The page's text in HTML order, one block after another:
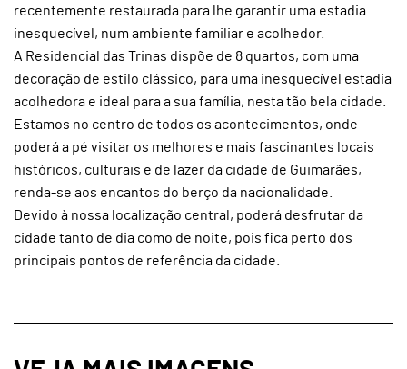
recentemente restaurada para lhe garantir uma estadia
inesquecível, num ambiente familiar e acolhedor.
A Residencial das Trinas dispõe de 8 quartos, com uma
decoração de estilo clássico, para uma inesquecível estadia
acolhedora e ideal para a sua família, nesta tão bela cidade.
Estamos no centro de todos os acontecimentos, onde
poderá a pé visitar os melhores e mais fascinantes locais
históricos, culturais e de lazer da cidade de Guimarães,
renda-se aos encantos do berço da nacionalidade.
Devido à nossa localização central, poderá desfrutar da
cidade tanto de dia como de noite, pois fica perto dos
principais pontos de referência da cidade.